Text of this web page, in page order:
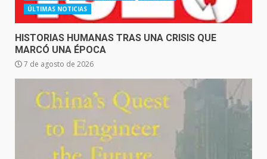
ÚLTIMAS NOTICIAS
HISTORIAS HUMANAS TRAS UNA CRISIS QUE
MARCÓ UNA ÉPOCA
7 de agosto de 2026